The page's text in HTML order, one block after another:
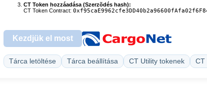
CT Token hozzáadása (Szerzõdés hash):
CT Token Contract:
Kezdjük el most
Tárca letöltése Tárca beállítása CT Utility tokenek CT